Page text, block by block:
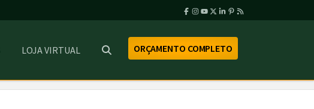
LOJA VIRTUAL ORÇAMENTO COMPLETO